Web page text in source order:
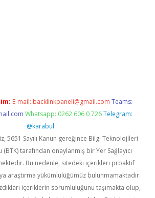
E-mail: backlinkpaneli@gmail.com Teams:
Whatsapp: 0262 606 0 726 Telegram:
@karabul
5651 Sayılı Kanun gereğince Bilgi Teknolojileri
tarafından onaylanmış bir Yer Sağlayıcı
Bu nedenle, sitedeki içerikleri proaktif
araştırma yükümlülüğümüz bulunmamaktadır.
içeriklerin sorumluluğunu taşımakta olup,